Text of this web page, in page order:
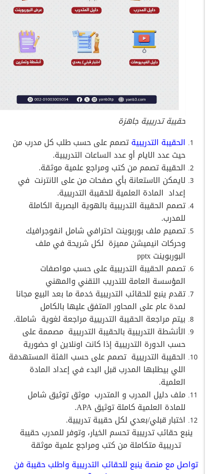
حقيبة تدريبية جاهزة
الحقيبة التدريبيةتصمم على حسب طلب كل مدرب من
حيث عدد الايام أو عدد الساعات التدريبية.
الحقيبة تصمم من كتب ومراجع علمية موثقة.
لايمكن الاستعانة بأي صفحات من على الانترنت في
إعداد المادة العلمية للحقيبة التدريبية.
تصمم الحقيبة التدريبية بالهوية البصرية الكاملة
للمدرب.
تصميم ملف بوربوينت احترافي شامل انفوجرافيك
وحركات انيميشن مميزة لكل شريحة في ملف
البوربوينت pptx
تصمم الحقيبة التدريبية على حسب مواصفات
المؤسسة العامة للتدريب التقني والمهني
تقدم ينبع للحقائب التدريبية خدمة ما بعد البيع مجانا
لمدة عام على المحاور المتفق عليها بالكامل
بيتم مراجعة الحقيبة التدريبية مراجعة لغوية شاملة.
الأنشطة التدريبية بالحقيبة التدريبية مصممة على
حسب الدورة التدريبية إذا كانت اونلاين او حضورية
الحقيبة التدريبية تصمم على حسب الفئة المستهدفة
اللي بيطلبها المدرب قبل البدء في إعداد المادة
العلمية.
ملف دليل المدرب و المتدرب موثق توثيق شامل
للمادة العلمية كاملة توثيق APA.
اختبار قبلي/بعدي لكل حقيبة تدريبية.
ينبع حقائب تدريبية تحسم الخيار، وتوفر للمدرب حقيبة
تدريبية متكاملة من كتب ومراجع علمية موثقة
تواصل مع منصة ينبع للحقائب التدريبية واطلب حقيبة فن